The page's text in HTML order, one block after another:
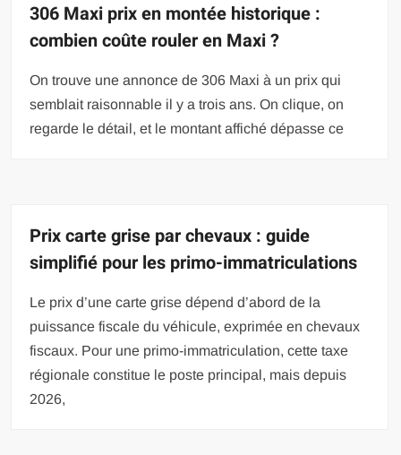
306 Maxi prix en montée historique :
combien coûte rouler en Maxi ?
On trouve une annonce de 306 Maxi à un prix qui
semblait raisonnable il y a trois ans. On clique, on
regarde le détail, et le montant affiché dépasse ce
Prix carte grise par chevaux : guide
simplifié pour les primo-immatriculations
Le prix d’une carte grise dépend d’abord de la
puissance fiscale du véhicule, exprimée en chevaux
fiscaux. Pour une primo-immatriculation, cette taxe
régionale constitue le poste principal, mais depuis
2026,